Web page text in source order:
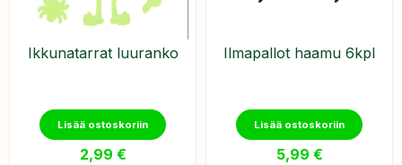
Ikkunatarrat luuranko
Lisää ostoskoriin
2,99 €
Ilmapallot haamu 6kpl
Lisää ostoskoriin
5,99 €